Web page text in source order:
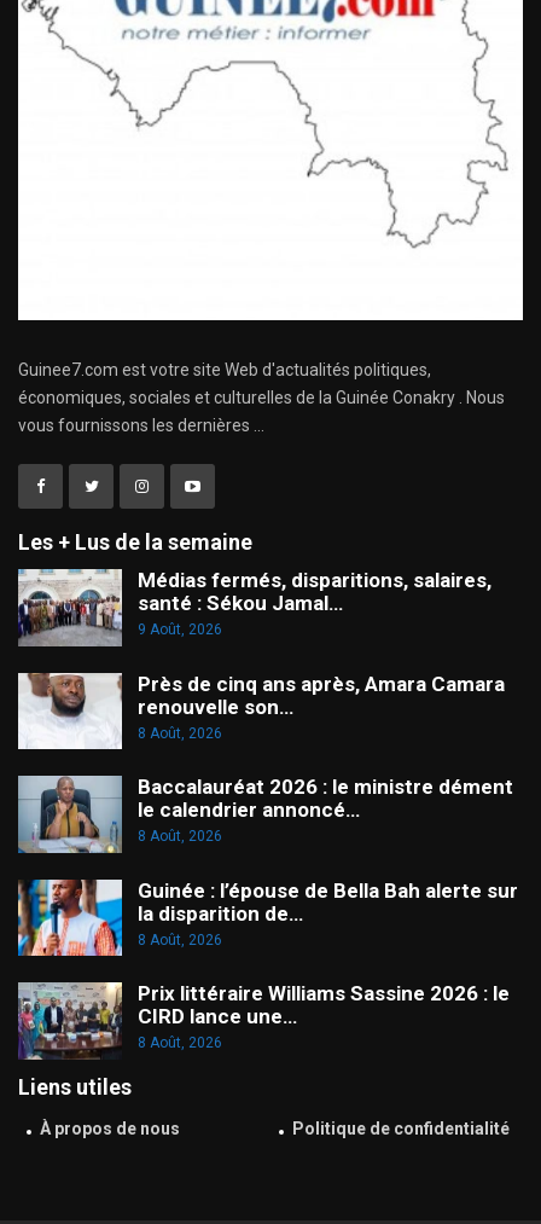
Guinee7.com est votre site Web d'actualités politiques,
économiques, sociales et culturelles de la Guinée Conakry . Nous
vous fournissons les dernières ...
Les + Lus de la semaine
Médias fermés, disparitions, salaires,
santé : Sékou Jamal…
9 Août, 2026
Près de cinq ans après, Amara Camara
renouvelle son…
8 Août, 2026
Baccalauréat 2026 : le ministre dément
le calendrier annoncé…
8 Août, 2026
Guinée : l’épouse de Bella Bah alerte sur
la disparition de…
8 Août, 2026
Prix littéraire Williams Sassine 2026 : le
CIRD lance une…
8 Août, 2026
Liens utiles
À propos de nous Politique de confidentialité